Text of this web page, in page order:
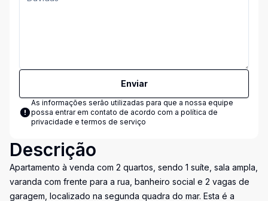
Enviar
As informações serão utilizadas para que a nossa equipe
possa entrar em contato de acordo com a política de
privacidade e termos de serviço
Descrição
Apartamento à venda com 2 quartos, sendo 1 suíte, sala ampla,
varanda com frente para a rua, banheiro social e 2 vagas de
garagem, localizado na segunda quadra do mar. Esta é a